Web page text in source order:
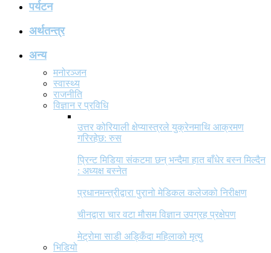
पर्यटन
अर्थतन्त्र
अन्य
मनोरञ्जन
स्वास्थ्य
राजनीति
विज्ञान र प्रविधि
उत्तर कोरियाली क्षेप्यास्त्रले युक्रेनमाथि आक्रमण
गरिरहेछ: रुस
प्रिन्ट मिडिया संकटमा छन् भन्दैमा हात बाँधेर बस्न मिल्दैन
: अध्यक्ष बस्नेत
प्रधानमन्त्रीद्वारा पुरानो मेडिकल कलेजको निरीक्षण
चीनद्वारा चार वटा मौसम विज्ञान उपग्रह प्रक्षेपण
मेट्रोमा साडी अड्किँदा महिलाको मृत्यु
भिडियो